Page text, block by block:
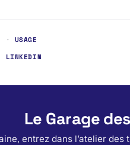
· USAGE
LINKEDIN
Le Garage
entrez dans l’atelier des